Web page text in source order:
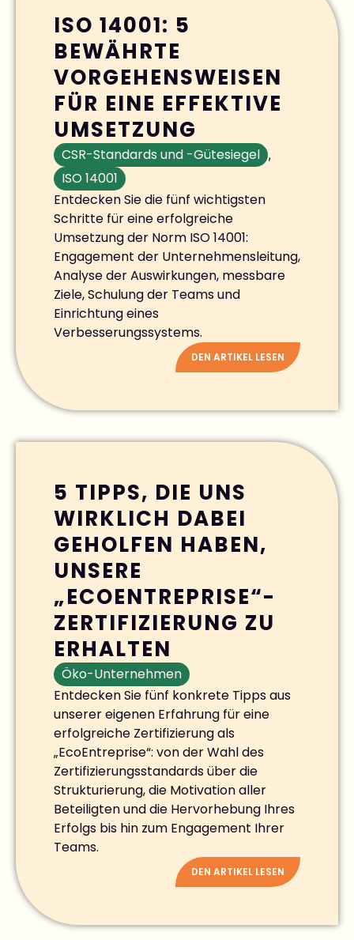
ISO 14001: 5
BEWÄHRTE
VORGEHENSWEISEN
FÜR EINE EFFEKTIVE
UMSETZUNG
CSR-Standards und -Gütesiegel ,
ISO 14001
Entdecken Sie die fünf wichtigsten
Schritte für eine erfolgreiche
Umsetzung der Norm ISO 14001:
Engagement der Unternehmensleitung,
Analyse der Auswirkungen, messbare
Ziele, Schulung der Teams und
Einrichtung eines
Verbesserungssystems.
DEN ARTIKEL LESEN
5 TIPPS, DIE UNS
WIRKLICH DABEI
GEHOLFEN HABEN,
UNSERE
„ECOENTREPRISE“-
ZERTIFIZIERUNG ZU
ERHALTEN
Öko-Unternehmen
Entdecken Sie fünf konkrete Tipps aus
unserer eigenen Erfahrung für eine
erfolgreiche Zertifizierung als
„EcoEntreprise“: von der Wahl des
Zertifizierungsstandards über die
Strukturierung, die Motivation aller
Beteiligten und die Hervorhebung Ihres
Erfolgs bis hin zum Engagement Ihrer
Teams.
DEN ARTIKEL LESEN